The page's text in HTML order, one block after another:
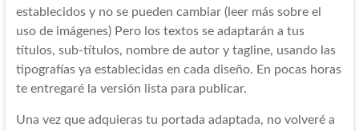
establecidos y no se pueden cambiar (leer más sobre el
uso de imágenes) Pero los textos se adaptarán a tus
títulos, sub-títulos, nombre de autor y tagline, usando las
tipografías ya establecidas en cada diseño. En pocas horas
te entregaré la versión lista para publicar.
Una vez que adquieras tu portada adaptada, no volveré a